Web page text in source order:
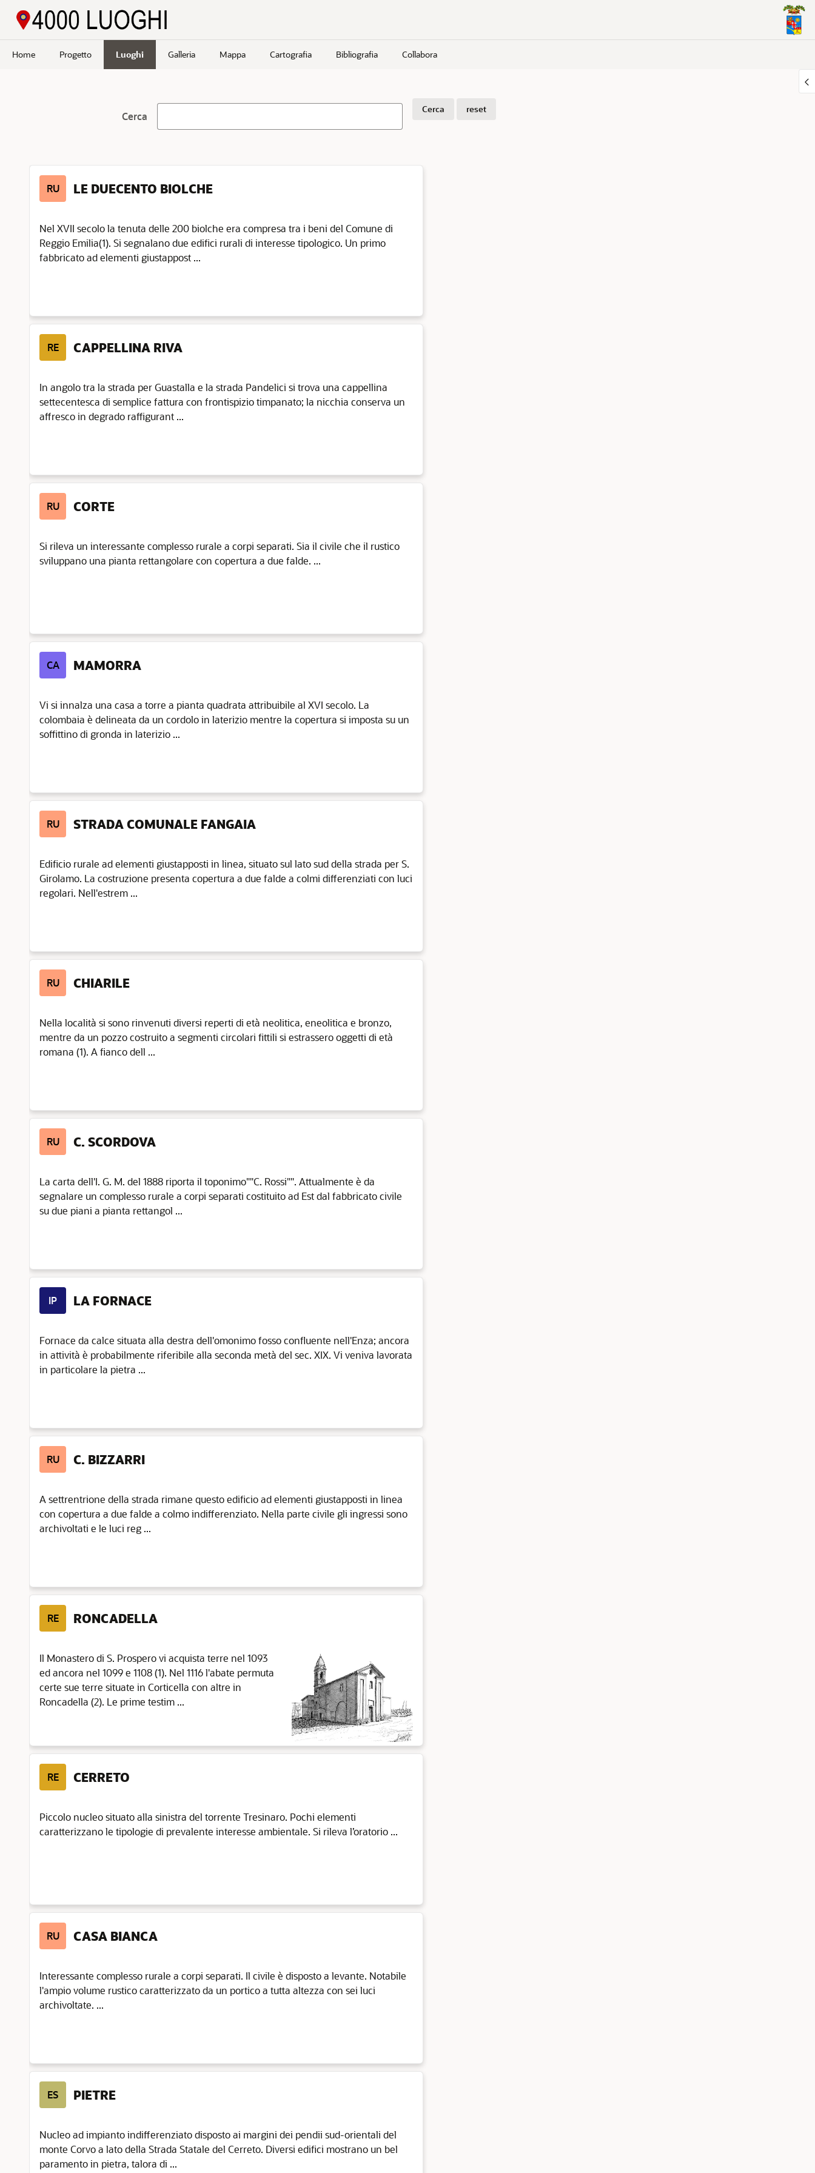
Home Progetto Luoghi Galleria Mappa Cartografia Bibliografia Collabora
Cerca
Cerca reset
RU LE DUECENTO BIOLCHE
Nel XVII secolo la tenuta delle 200 biolche era compresa tra i beni del Comune di
Reggio Emilia(1). Si segnalano due edifici rurali di interesse tipologico. Un primo
fabbricato ad elementi giustappost ...
RE CAPPELLINA RIVA
In angolo tra la strada per Guastalla e la strada Pandelici si trova una cappellina
settecentesca di semplice fattura con frontispizio timpanato; la nicchia conserva un
affresco in degrado raffigurant ...
RU CORTE
Si rileva un interessante complesso rurale a corpi separati. Sia il civile che il rustico
sviluppano una pianta rettangolare con copertura a due falde. ...
CA MAMORRA
Vi si innalza una casa a torre a pianta quadrata attribuibile al XVI secolo. La
colombaia è delineata da un cordolo in laterizio mentre la copertura si imposta su un
soffittino di gronda in laterizio ...
RU STRADA COMUNALE FANGAIA
Edificio rurale ad elementi giustapposti in linea, situato sul lato sud della strada per S.
Girolamo. La costruzione presenta copertura a due falde a colmi differenziati con luci
regolari. Nell'estrem ...
RU CHIARILE
Nella località si sono rinvenuti diversi reperti di età neolitica, eneolitica e bronzo,
mentre da un pozzo costruito a segmenti circolari fittili si estrassero oggetti di età
romana (1). A fianco dell ...
RU C. SCORDOVA
La carta dell'I. G. M. del 1888 riporta il toponimo""C. Rossi"". Attualmente è da
segnalare un complesso rurale a corpi separati costituito ad Est dal fabbricato civile
su due piani a pianta rettangol ...
IP LA FORNACE
Fornace da calce situata alla destra dell'omonimo fosso confluente nell'Enza; ancora
in attività è probabilmente riferibile alla seconda metà del sec. XIX. Vi veniva lavorata
in particolare la pietra ...
RU C. BIZZARRI
A settrentrione della strada rimane questo edificio ad elementi giustapposti in linea
con copertura a due falde a colmo indifferenziato. Nella parte civile gli ingressi sono
archivoltati e le luci reg ...
RE RONCADELLA
Il Monastero di S. Prospero vi acquista terre nel 1093
ed ancora nel 1099 e 1108 (1). Nel 1116 l'abate permuta
certe sue terre situate in Corticella con altre in
Roncadella (2). Le prime testim ...
RE CERRETO
Piccolo nucleo situato alla sinistra del torrente Tresinaro. Pochi elementi
caratterizzano le tipologie di prevalente interesse ambientale. Si rileva l’oratorio ...
RU CASA BIANCA
Interessante complesso rurale a corpi separati. Il civile è disposto a levante. Notabile
l'ampio volume rustico caratterizzato da un portico a tutta altezza con sei luci
archivoltate. ...
ES PIETRE
Nucleo ad impianto indifferenziato disposto ai margini dei pendii sud-orientali del
monte Corvo a lato della Strada Statale del Cerreto. Diversi edifici mostrano un bel
paramento in pietra, talora di ...